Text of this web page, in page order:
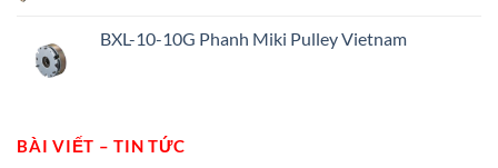
BXL-10-10G Phanh Miki Pulley Vietnam
BÀI VIẾT – TIN TỨC